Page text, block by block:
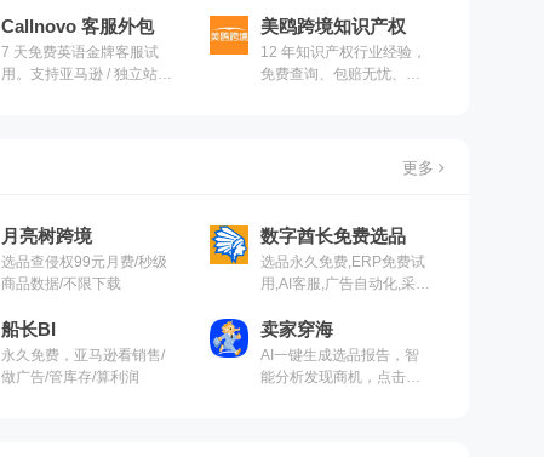
Callnovo 客服外包
7 天免费英语金牌客服试
用。支持亚马逊 / 独立站 /
美鸥跨境知识产权
12 年知识产权行业经验，
免费查询、包赔无忧、终
更多
月亮树跨境
选品查侵权99元月费/秒级
商品数据/不限下载
数字酋长免费选品
选品永久免费,ERP免费试
用,AI客服,广告自动化,采集
船长BI
永久免费，亚马逊看销售/
做广告/管库存/算利润
卖家穿海
AI一键生成选品报告，智
能分析发现商机，点击免